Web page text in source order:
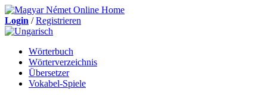
Login /Registrieren
Wörterbuch
Wörterverzeichnis
Übersetzer
Vokabel-Spiele